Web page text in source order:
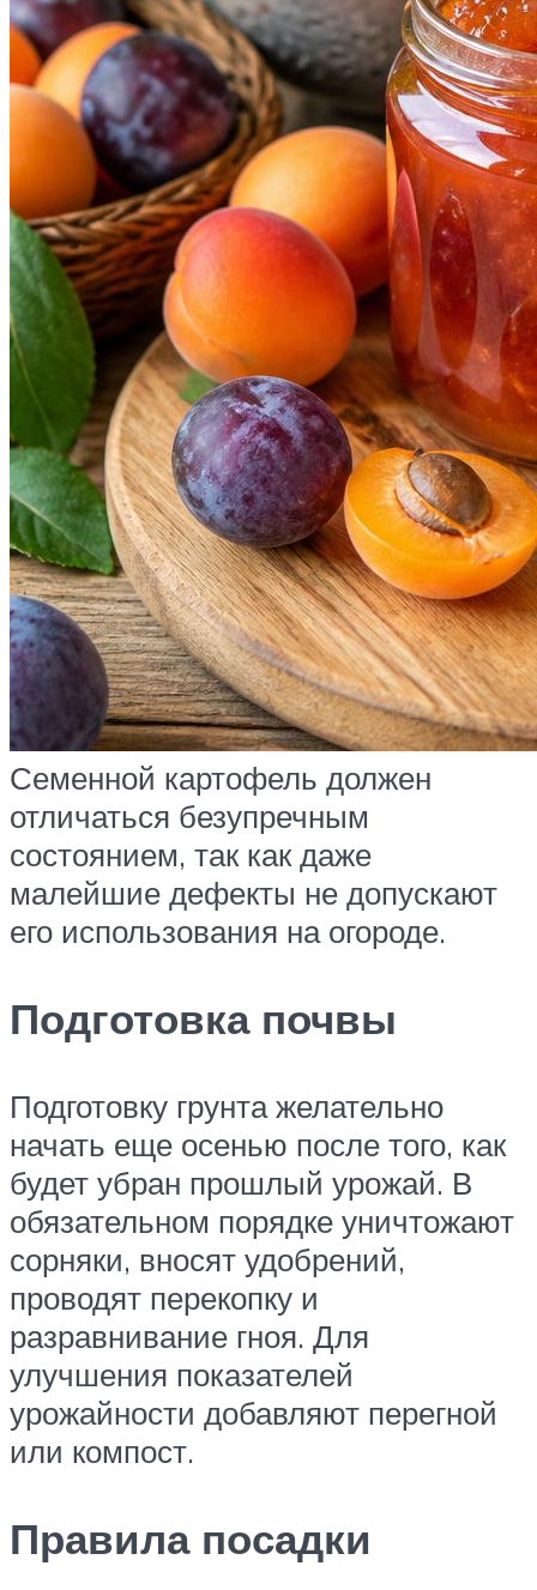
Семенной картофель должен
отличаться безупречным
состоянием, так как даже
малейшие дефекты не допускают
его использования на огороде.
Подготовка почвы
Подготовку грунта желательно
начать еще осенью после того, как
будет убран прошлый урожай. В
обязательном порядке уничтожают
сорняки, вносят удобрений,
проводят перекопку и
разравнивание гноя. Для
улучшения показателей
урожайности добавляют перегной
или компост.
Правила посадки